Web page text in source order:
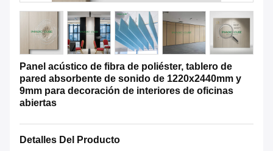
Panel acústico de fibra de poliéster, tablero de
pared absorbente de sonido de 1220x2440mm y
9mm para decoración de interiores de oficinas
abiertas
Detalles Del Producto